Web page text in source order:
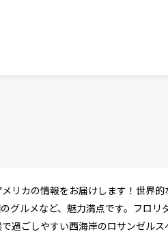
リカの情報をお届けします！世界
グルメなど、魅力満点です。フロリ
過ごしやすい西海岸のロサンゼル